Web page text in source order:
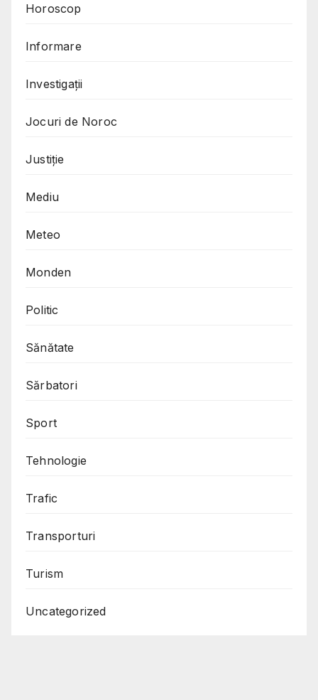
Horoscop
Informare
Investigații
Jocuri de Noroc
Justiție
Mediu
Meteo
Monden
Politic
Sănătate
Sărbatori
Sport
Tehnologie
Trafic
Transporturi
Turism
Uncategorized